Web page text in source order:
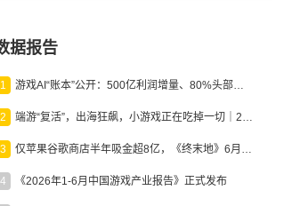
据报告
1 游戏AI“账本”公开：500亿利润增量、80%头部入局，谁在闷声发财？
2 端游“复活”，出海狂飙，小游戏正在吃掉一切｜2026上半年产业报告
3 仅苹果谷歌商店半年吸金超8亿，《终末地》6月份收入显著回暖
4 《2026年1-6月中国游戏产业报告》正式发布